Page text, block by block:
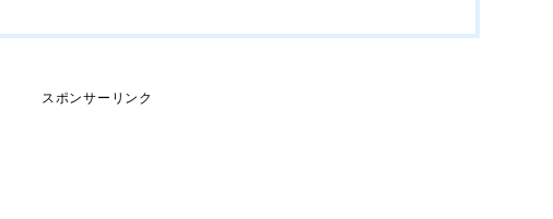
スポンサーリンク